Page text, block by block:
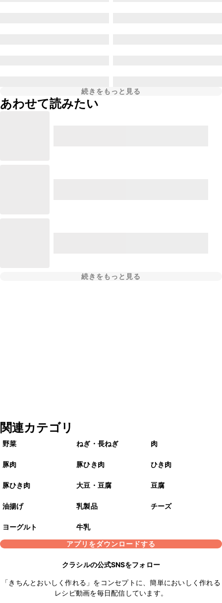
続きをもっと見る
あわせて読みたい
続きをもっと見る
関連カテゴリ
野菜 ねぎ・長ねぎ 肉
豚肉 豚ひき肉 ひき肉
豚ひき肉 大豆・豆腐 豆腐
油揚げ 乳製品 チーズ
ヨーグルト
牛乳
アプリをダウンロードする
クラシルの公式SNSをフォロー
「きちんとおいしく作れる」をコンセプトに、簡単においしく作れる
レシピ動画を毎日配信しています。